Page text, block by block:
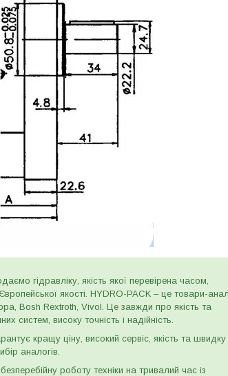
гідравліку, якість якої перевірена часом,
якості. HYDRO-PACK – це товари-
Bosh Rextroth, Vivol. Це завжди про якість та
систем, високу точність і надійність.
кращу ціну, високий сервіс, якість та швидку
аналогів.
роботу техніки на тривалий час із